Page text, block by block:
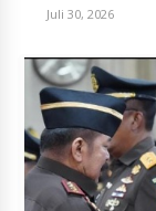
Juli 30, 2026